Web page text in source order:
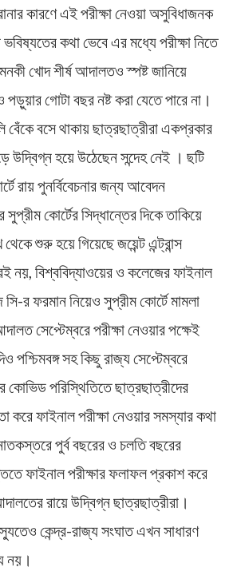
কারণে এই পরীক্ষা নেওয়া অসুবিধাজনক
কথা ভেবে এর মধ্যে পরীক্ষা নিতে
খোদ শীর্ষ আদালতও স্পষ্ট জানিয়ে
গোটা বছর নষ্ট করা যেতে পারে না।
বসে থাকায় ছাত্রছাত্রীরা একপ্রকার
উদ্বিগ্ন হয়ে উঠেছেন সন্দেহ নেই । ছটি
রায় পুনর্বিবেচনার জন্য আবেদন
কোর্টের সিদ্ধান্তের দিকে তাকিয়ে
শুরু হয়ে গিয়েছে জয়েন্ট এন্ট্রান্স
নয়, বিশ্ববিদ্যাওয়ের ও কলেজের ফাইনাল
সি-র ফরমান নিয়েও সুপ্রীম কোর্টে মামলা
সেপ্টেম্বরে পরীক্ষা নেওয়ার পক্ষেই
পশ্চিমবঙ্গ সহ কিছু রাজ্য সেপ্টেম্বরে
কোভিড পরিস্থিতিতে ছাত্রছাত্রীদের
করে ফাইনাল পরীক্ষা নেওয়ার সমস্যার কথা
পুর্ব বছরের ও চলতি বছরের
ফাইনাল পরীক্ষার ফলাফল প্রকাশ করে
রায়ে উদ্বিগ্ন ছাত্রছাত্রীরা।
কেন্দ্র-রাজ্য সংঘাত এখন সাধারণ
নয়।